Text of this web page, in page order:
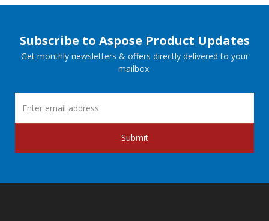
Subscribe to Aspose Product Updates
Get monthly newsletters & offers directly delivered to your
mailbox.
Submit